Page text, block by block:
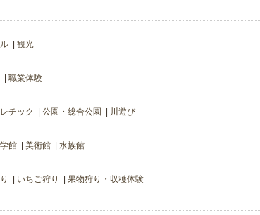
観光
職業体験
チック 公園・総合公園 川遊び
館 美術館 水族館
いちご狩り 果物狩り・収穫体験